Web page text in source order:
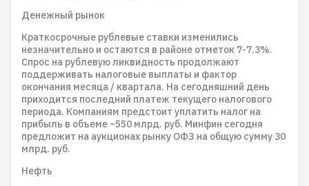
Денежный рынок
Краткосрочные рублевые ставки изменились
незначительно и остаются в районе отметок 7-7.3%.
Спрос на рублевую ликвидность продолжают
поддерживать налоговые выплаты и фактор
окончания месяца / квартала. На сегодняшний день
приходится последний платеж текущего налогового
периода. Компаниям предстоит уплатить налог на
прибыль в объеме ~550 млрд. руб. Минфин сегодня
предложит на аукционах рынку ОФЗ на общую сумму 30
млрд. руб.
Нефть